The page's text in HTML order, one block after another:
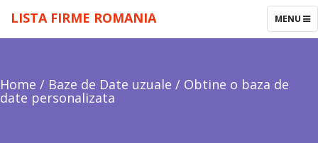
TOGGLE
MENU
LISTA FIRME ROMANIA
Home / Baze de Date uzuale / Obtine o baza de
date personalizata